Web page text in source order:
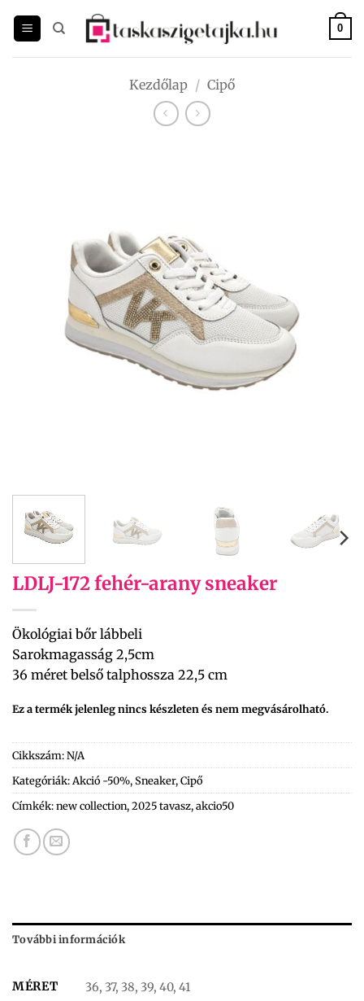
0
Kezdőlap / Cipő
LDLJ-172 fehér-arany sneaker
Ökológiai bőr lábbeli
Sarokmagasság 2,5cm
36 méret belső talphossza 22,5 cm
Ez a termék jelenleg nincs készleten és nem megvásárolható.
Cikkszám:N/A
Kategóriák:Akció -50%,Sneaker,Cipő
Címkék:new collection,2025 tavasz,akcio50
További információk
MÉRET 36, 37, 38, 39, 40, 41